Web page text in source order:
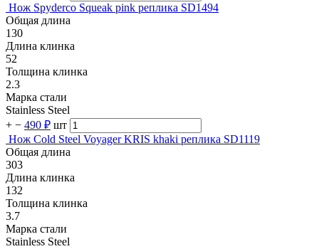
Нож Spyderco Squeak pink реплика SD1494
Общая длина
130
Длина клинка
52
Толщина клинка
2.3
Марка стали
Stainless Steel
+ − 490 ₽ шт
Нож Cold Steel Voyager KRIS khaki реплика SD1119
Общая длина
303
Длина клинка
132
Толщина клинка
3.7
Марка стали
Stainless Steel